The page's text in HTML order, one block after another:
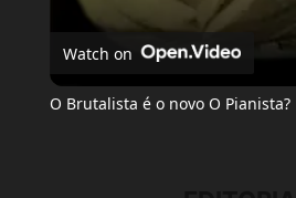
Watch on
O Brutalista é o novo O Pianista?